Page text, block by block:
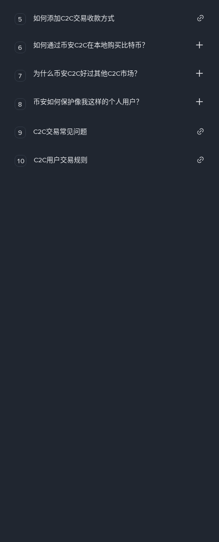
5 如何添加C2C交易收款方式
6 如何通过币安C2C在本地购买比特币？
7 为什么币安C2C好过其他C2C市场？
8 币安如何保护像我这样的个人用户？
9 C2C交易常见问题
10 C2C用户交易规则